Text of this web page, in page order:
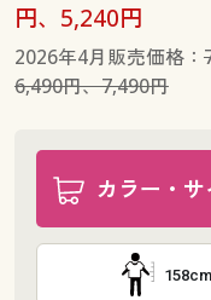
円、5,240円
2026年4月販売価格：
6,490円、7,490円
カラー・